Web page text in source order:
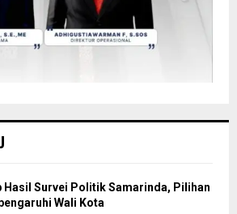
Hasil Survei Politik Samarinda, Pilihan
Wali Kota